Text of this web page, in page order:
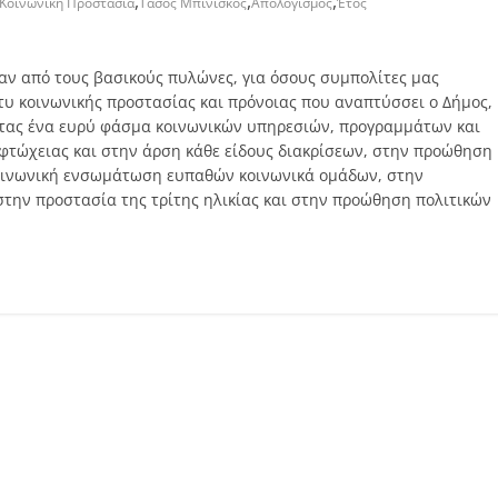
από τους βασικούς πυλώνες, για όσους συμπολίτες μας
κοινωνικής προστασίας και πρόνοιας που αναπτύσσει ο Δήμος,
ένα ευρύ φάσμα κοινωνικών υπηρεσιών, προγραμμάτων και
και στην άρση κάθε είδους διακρίσεων, στην προώθηση
ενσωμάτωση ευπαθών κοινωνικά ομάδων, στην
προστασία της τρίτης ηλικίας και στην προώθηση πολιτικών